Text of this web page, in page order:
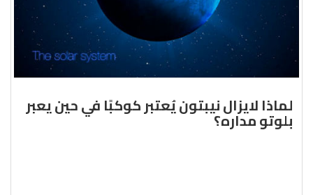
لماذا لايزال نيبتون يُعتبر كوكبًا في حين يعبر
بلوتو مداره؟